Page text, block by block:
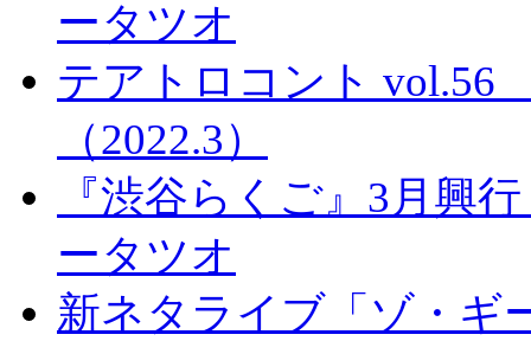
ータツオ
テアトロコント
（2022.3）
『渋谷らくご』3月興
ータツオ
新ネタライブ「ゾ・ギ